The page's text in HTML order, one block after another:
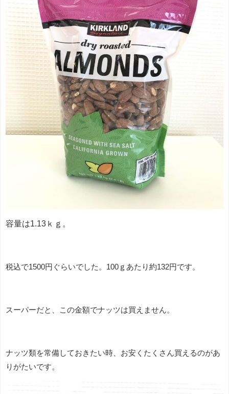
容量は1.13ｋｇ。
税込で1500円ぐらいでした。100ｇあたり約132円です。
スーパーだと、この金額でナッツは買えません。
ナッツ類を常備しておきたい時、お安くたくさん買えるのがあ
りがたいです。